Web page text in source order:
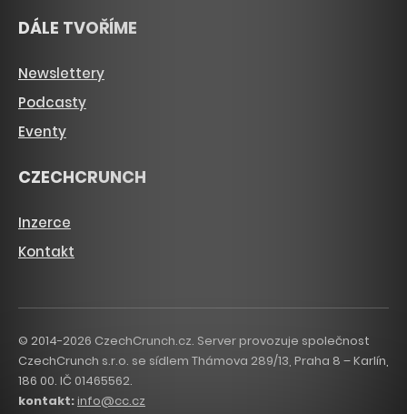
DÁLE TVOŘÍME
Newslettery
Podcasty
Eventy
CZECHCRUNCH
Inzerce
Kontakt
© 2014-2026 CzechCrunch.cz. Server provozuje společnost
CzechCrunch s.r.o. se sídlem Thámova 289/13, Praha 8 – Karlín,
186 00. IČ 01465562.
kontakt:info@cc.cz